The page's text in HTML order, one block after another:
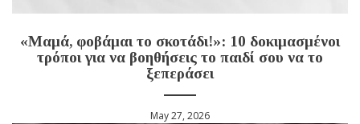
«Μαμά, φοβάμαι το σκοτάδι!»: 10 δοκιμασμένοι
τρόποι για να βοηθήσεις το παιδί σου να το
ξεπεράσει
May 27, 2026